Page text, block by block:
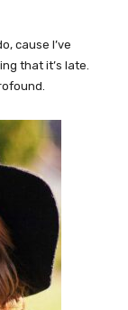
cause I’ve
that it’s late.